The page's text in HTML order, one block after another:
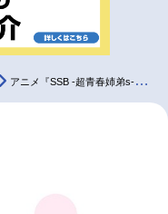
アニメ
グッズ
アニメ『SSB -超青春姉弟s-』第12話より先行場面カット到着